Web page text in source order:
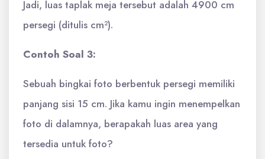
Jadi, luas taplak meja tersebut adalah 4900 cm
persegi (ditulis cm²).
Contoh Soal 3:
Sebuah bingkai foto berbentuk persegi memiliki
panjang sisi 15 cm. Jika kamu ingin menempelkan
foto di dalamnya, berapakah luas area yang
tersedia untuk foto?